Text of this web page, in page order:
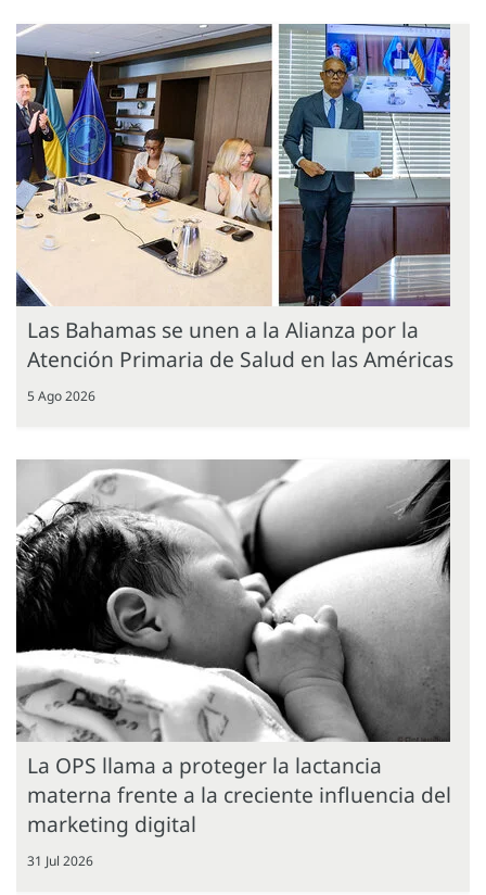
Las Bahamas se unen a la Alianza por la
Atención Primaria de Salud en las Américas
5 Ago 2026
La OPS llama a proteger la lactancia
materna frente a la creciente influencia del
marketing digital
31 Jul 2026